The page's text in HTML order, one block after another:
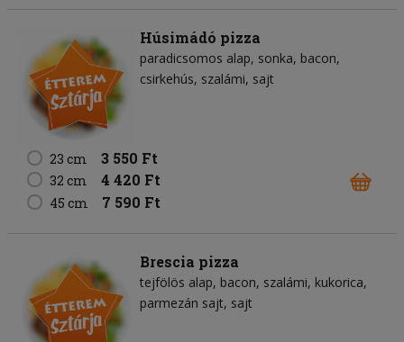
Húsimádó pizza
paradicsomos alap sonka bacon
csirkehús szalámi sajt
23 cm 3 550 Ft
32 cm 4 420 Ft
45 cm 7 590 Ft
Brescia pizza
tejfölös alap bacon szalámi kukorica
parmezán sajt sajt